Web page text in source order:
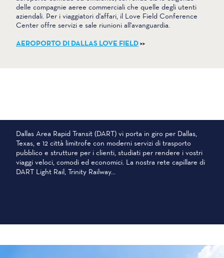
delle compagnie aeree commerciali che quelle degli utenti
aziendali. Per i viaggiatori d'affari, il Love Field Conference
Center offre servizi e sale riunioni all'avanguardia.
AEROPORTO DI DALLAS LOVE FIELD>>
TRASPORTO PUBBLICO
Dallas Area Rapid Transit (DART) vi porta in giro per Dallas,
Texas, e 12 città limitrofe con moderni servizi di trasporto
pubblico e strutture per i clienti, studiati per rendere i vostri
viaggi veloci, comodi ed economici. La nostra rete capillare di
DART Light Rail, Trinity Railway...